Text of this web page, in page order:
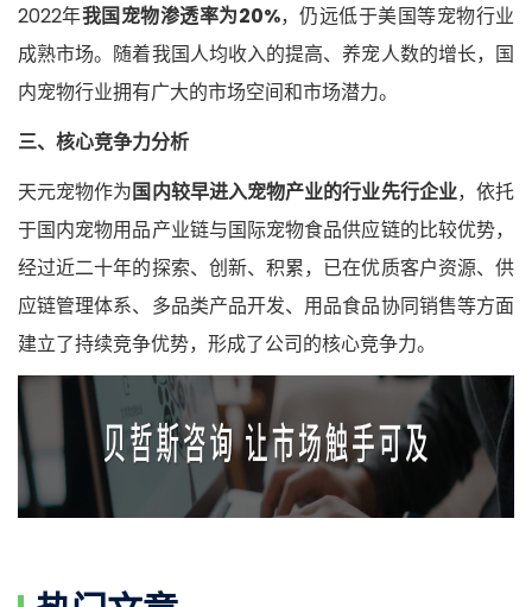
2022年我国宠物渗透率为20%，仍远低于美国等宠物行业
成熟市场。随着我国人均收入的提高、养宠人数的增长，国
内宠物行业拥有广大的市场空间和市场潜力。
三、核心竞争力分析
天元宠物作为国内较早进入宠物产业的行业先行企业，依托
于国内宠物用品产业链与国际宠物食品供应链的比较优势，
经过近二十年的探索、创新、积累，已在优质客户资源、供
应链管理体系、多品类产品开发、用品食品协同销售等方面
建立了持续竞争优势，形成了公司的核心竞争力。